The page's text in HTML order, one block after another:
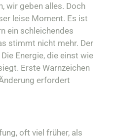
wir geben alles. Doch
leise Moment. Es ist
ein schleichendes
stimmt nicht mehr. Der
Energie, die einst wie
Erste Warnzeichen
erfordert
oft viel früher, als